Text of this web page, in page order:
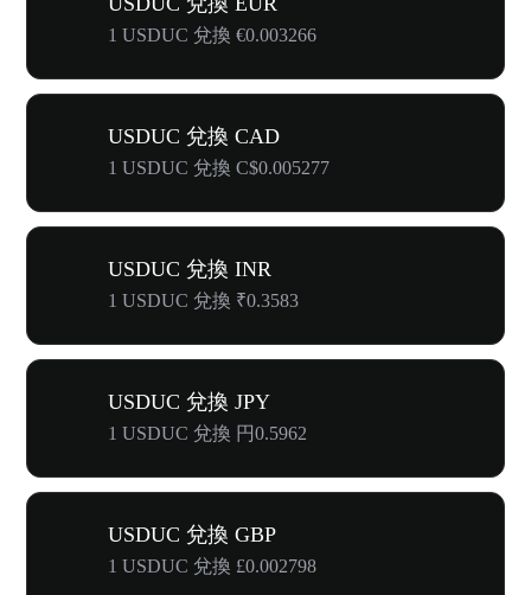
1 USDUC 兌換 €0.003266
USDUC 兌換 CAD
1 USDUC 兌換 C$0.005277
USDUC 兌換 INR
1 USDUC 兌換 ₹0.3583
USDUC 兌換 JPY
1 USDUC 兌換 円0.5962
USDUC 兌換 GBP
1 USDUC 兌換 £0.002798